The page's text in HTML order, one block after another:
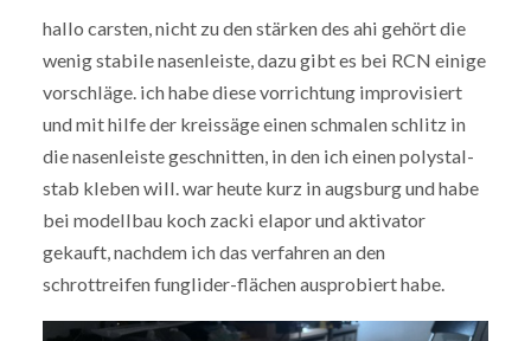
hallo carsten, nicht zu den stärken des ahi gehört die
wenig stabile nasenleiste, dazu gibt es bei RCN einige
vorschläge. ich habe diese vorrichtung improvisiert
und mit hilfe der kreissäge einen schmalen schlitz in
die nasenleiste geschnitten, in den ich einen polystal-
stab kleben will. war heute kurz in augsburg und habe
bei modellbau koch zacki elapor und aktivator
gekauft, nachdem ich das verfahren an den
schrottreifen funglider-flächen ausprobiert habe.